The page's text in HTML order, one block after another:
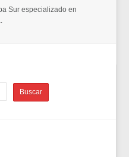
Sur especializado en